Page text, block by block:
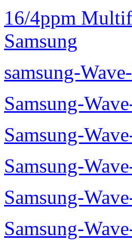
16/4ppm
Samsung
samsung-
Samsung-
Samsung-
Samsung-
Samsung-
Samsung-